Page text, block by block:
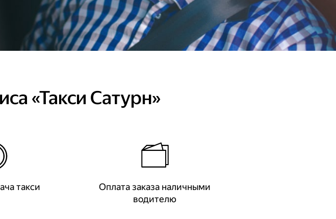
«Такси Сатурн»
такси
Оплата заказа наличными
водителю